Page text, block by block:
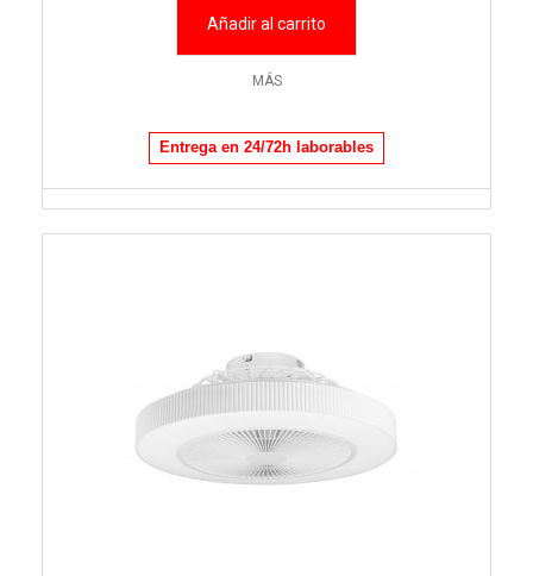
Añadir al carrito
MÁS
Entrega en 24/72h laborables